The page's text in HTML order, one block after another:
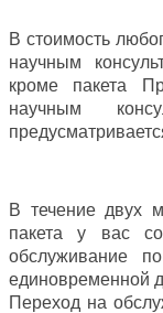
В стоимость
научным
кроме пакета
научным
В течение двух
пакета у вас
обслуживание
единовременной
Переход на